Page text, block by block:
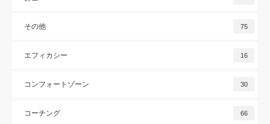
その他 75
エフィカシー 16
コンフォートゾーン 30
コーチング 66